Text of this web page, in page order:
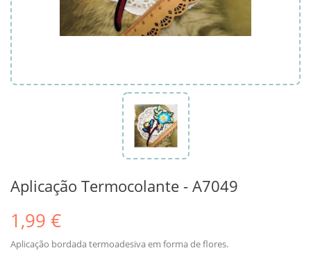
Aplicação Termocolante - A7049
1,99 €
Aplicação bordada termoadesiva em forma de flores.